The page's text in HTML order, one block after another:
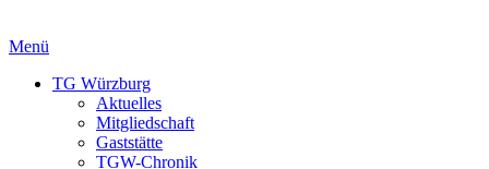
Menü
TG Würzburg
Aktuelles
Mitgliedschaft
Gaststätte
TGW-Chronik